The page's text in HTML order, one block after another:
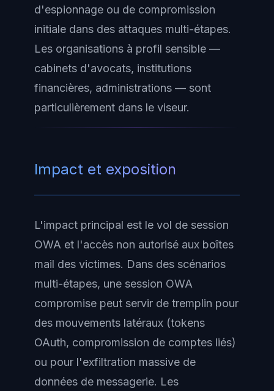
d'espionnage ou de compromission
initiale dans des attaques multi-étapes.
Les organisations à profil sensible —
cabinets d'avocats, institutions
financières, administrations — sont
particulièrement dans le viseur.
Impact et exposition
L'impact principal est le vol de session
OWA et l'accès non autorisé aux boîtes
mail des victimes. Dans des scénarios
multi-étapes, une session OWA
compromise peut servir de tremplin pour
des mouvements latéraux (tokens
OAuth, compromission de comptes liés)
ou pour l'exfiltration massive de
données de messagerie. Les